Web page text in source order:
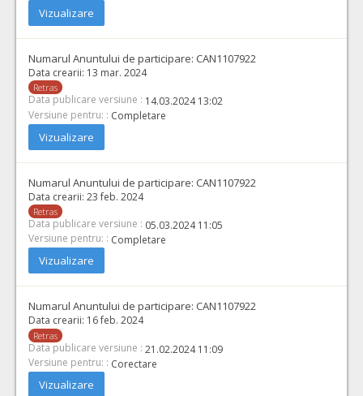
Vizualizare
Numarul Anuntului de participare: CAN1107922
Data crearii: 13 mar. 2024
Retras
Data publicare versiune : 14.03.2024 13:02
Versiune pentru: : Completare
Vizualizare
Numarul Anuntului de participare: CAN1107922
Data crearii: 23 feb. 2024
Retras
Data publicare versiune : 05.03.2024 11:05
Versiune pentru: : Completare
Vizualizare
Numarul Anuntului de participare: CAN1107922
Data crearii: 16 feb. 2024
Retras
Data publicare versiune : 21.02.2024 11:09
Versiune pentru: : Corectare
Vizualizare